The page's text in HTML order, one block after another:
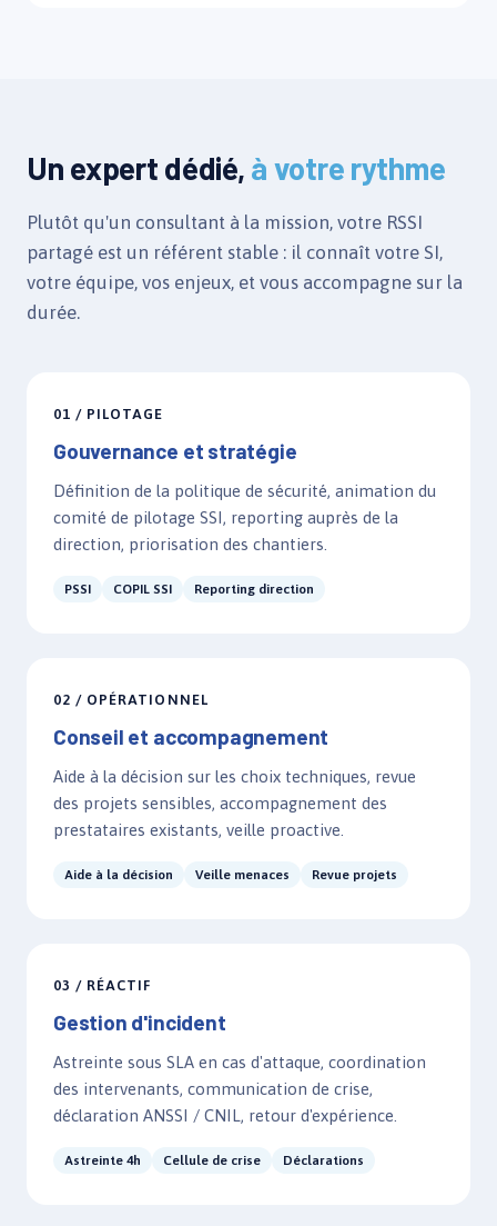
Un expert dédié, à votre rythme
Plutôt qu'un consultant à la mission, votre RSSI
partagé est un référent stable : il connaît votre SI,
votre équipe, vos enjeux, et vous accompagne sur la
durée.
01 / PILOTAGE
Gouvernance et stratégie
Définition de la politique de sécurité, animation du
comité de pilotage SSI, reporting auprès de la
direction, priorisation des chantiers.
PSSI COPIL SSI Reporting direction
02 / OPÉRATIONNEL
Conseil et accompagnement
Aide à la décision sur les choix techniques, revue
des projets sensibles, accompagnement des
prestataires existants, veille proactive.
Aide à la décision Veille menaces Revue projets
03 / RÉACTIF
Gestion d'incident
Astreinte sous SLA en cas d'attaque, coordination
des intervenants, communication de crise,
déclaration ANSSI / CNIL, retour d'expérience.
Astreinte 4h Cellule de crise Déclarations